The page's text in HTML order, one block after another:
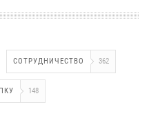
СОТРУДНИЧЕСТВО 362
148